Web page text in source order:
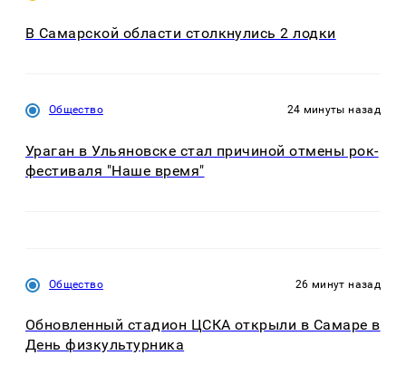
В Самарской области столкнулись 2 лодки
Общество 24 минуты назад
Ураган в Ульяновске стал причиной отмены рок-
фестиваля "Наше время"
Общество 26 минут назад
Обновленный стадион ЦСКА открыли в Самаре в
День физкультурника